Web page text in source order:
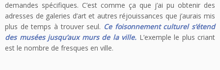
demandes spécifiques. C’est comme ça que j’ai pu obtenir des
adresses de galeries d’art et autres réjouissances que j’aurais mis
plus de temps à trouver seul. Ce foisonnement culturel s’étend
des musées jusqu’aux murs de la ville. L’exemple le plus criant
est le nombre de fresques en ville.